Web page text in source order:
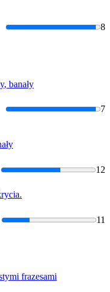
8
, banały
7
12
11
frazesami